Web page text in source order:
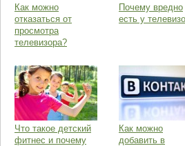
Как можно
отказаться от
просмотра
телевизора?
Почему вредно
есть у
Что такое детский
фитнес и почему
Как можно
добавить в